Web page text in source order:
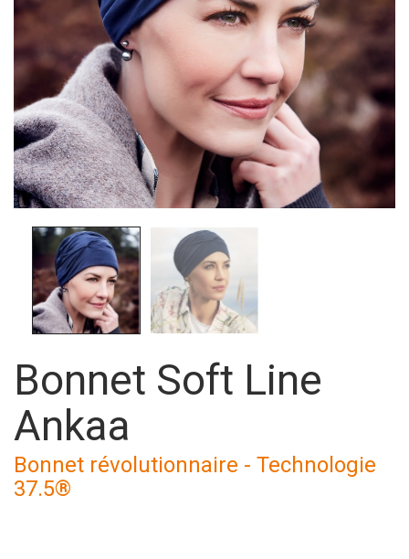
Bonnet Soft Line
Ankaa
Bonnet révolutionnaire - Technologie
37.5®